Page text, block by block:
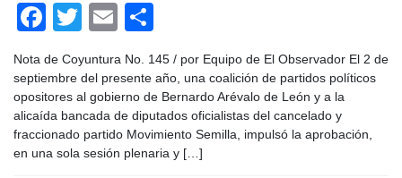
F
a
c
e
b
o
T
tt
er
E
m
ail
o
m
p
ar
tir
Nota de Coyuntura No. 145 / por Equipo de El Observador El 2 de
septiembre del presente año, una coalición de partidos políticos
opositores al gobierno de Bernardo Arévalo de León y a la
alicaída bancada de diputados oficialistas del cancelado y
fraccionado partido Movimiento Semilla, impulsó la aprobación,
en una sola sesión plenaria y […]